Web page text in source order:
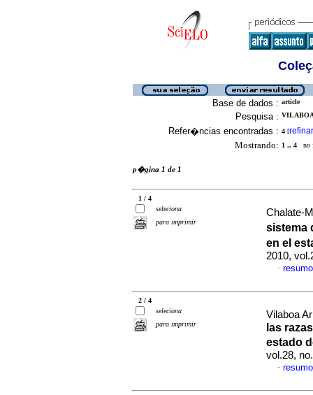
Base de dados : article
Pesquisa :
Refer�ncias encontradas : 4 [refinar
Mostrando: 1 .. 4 no
p�gina 1 de 1
1 / 4
seleciona
para imprimir
Chalate-
sistema
en el
2010,
·
2 / 4
seleciona
para imprimir
Vilaboa
las
estado
vol.28,
·